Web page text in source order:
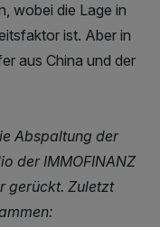
wobei die Lage in
ist. Aber in
aus China und der
Abspaltung der
der IMMOFINANZ
gerückt. Zuletzt